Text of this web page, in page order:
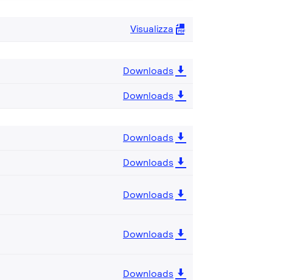
Visualizza
Downloads
Downloads
Downloads
Downloads
Downloads
Downloads
Downloads